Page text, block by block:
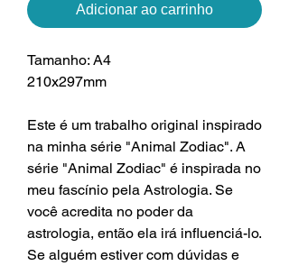
Adicionar ao carrinho
Tamanho: A4
210x297mm
Este é um trabalho original inspirado
na minha série "Animal Zodiac". A
série "Animal Zodiac" é inspirada no
meu fascínio pela Astrologia. Se
você acredita no poder da
astrologia, então ela irá influenciá-lo.
Se alguém estiver com dúvidas e